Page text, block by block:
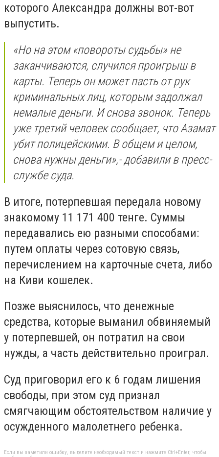
которого Александра должны вот-вот
выпустить.
«Но на этом «повороты судьбы» не
заканчиваются, случился проигрыш в
карты. Теперь он может пасть от рук
криминальных лиц, которым задолжал
немалые деньги. И снова звонок. Теперь
уже третий человек сообщает, что Азамат
убит полицейскими. В общем и целом,
снова нужны деньги»,- добавили в пресс-
службе суда.
В итоге, потерпевшая передала новому
знакомому 11 171 400 тенге. Суммы
передавались ею разными способами:
путем оплаты через сотовую связь,
перечислением на карточные счета, либо
на Киви кошелек.
Позже выяснилось, что денежные
средства, которые выманил обвиняемый
у потерпевшей, он потратил на свои
нужды, а часть действительно проиграл.
Суд приговорил его к 6 годам лишения
свободы, при этом суд признал
смягчающим обстоятельством наличие у
осужденного малолетнего ребенка.
Если вы заметили ошибку, выделите необходимый текст и нажмите Ctrl+Enter, чтобы